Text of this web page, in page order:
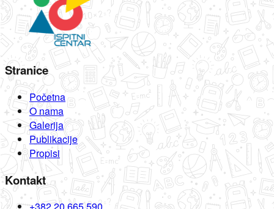
Stranice
Početna
O nama
Galerija
Publikacije
Propisi
Kontakt